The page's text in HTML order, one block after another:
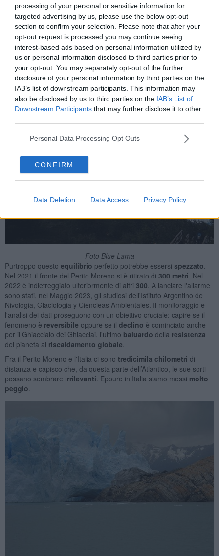
processing of your personal or sensitive information for
targeted advertising by us, please use the below opt-out
section to confirm your selection. Please note that after your
opt-out request is processed you may continue seeing
interest-based ads based on personal information utilized by
us or personal information disclosed to third parties prior to
your opt-out. You may separately opt-out of the further
disclosure of your personal information by third parties on the
IAB’s list of downstream participants. This information may
also be disclosed by us to third parties on the IAB’s List of
Downstream Participants that may further disclose it to other
Personal Data Processing Opt Outs
CONFIRM
Data Deletion Data Access Privacy Policy
Foto Blue Lama
Quando visitai il Parco de Los Glaciares, nel 2009, il Perito Moreno
aveva un'altra caratteristica di cui le guide parlavano con orgoglio:
la suamassacomplessiva, incontrotendenzarispetto a tutti gli
altri ghiacciai del globo che sonoin arretramento, mutava per le
oscillazioni
fisiologiche che vi ho descritto ma, alla fine,
riduceva,rimaneva stabile nel tempo.
Foto Blue Lama
Purtroppo questo equilibrio perfetto potrebbe essersi spezzato
Nel 2021 il fronte del Perito Moreno si è ritirato di 300 metri . Nel
2022 è indietreggiato ulteriormente di altri 300 . A lanciare l'allarme
sono stati, nel Maggio 2023, gli studiosi dell'Istituto Argentino de
Nivologia, Glaciologia y Ciencieas Ambientales. Il monitoraggio e
l'analisi dei dati proseguono con un obiettivo cruciale: capire se il
fenomeno è reversibile oppure se il declino è cominciato anche
per il Ghiacciaio dei Ghiacciai, l'ultimo baluardo della resistenza
del pianeta al riscaldamento globale
Fra il Perito Moreno e l'Italia ci sono tredicimila chilometri di
distanza e capisco che, da questa parte dell’Atlantico, le sue sorti
possano sembrare irrilevanti . Eppure in Italia siamo messi molto
peggio